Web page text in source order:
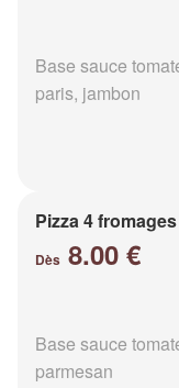
Base sauce
paris, jambon
Pizza 4
Dès 8.00 €
Base sauce
parmesan